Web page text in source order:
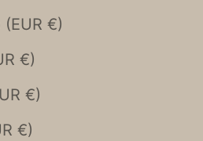
Monténégro (EUR €)
Norvège (EUR €)
Pays-Bas (EUR €)
Pologne (EUR €)